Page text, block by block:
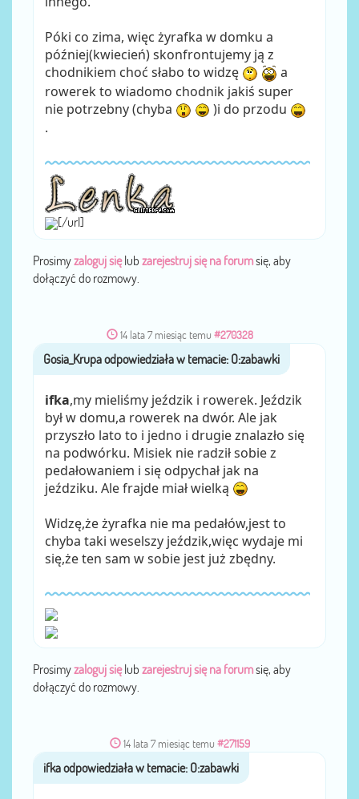
Póki co zima, więc żyrafka w domku a
później(kwiecień) skonfrontujemy ją z
chodnikiem choć słabo to widzę
a
rowerek to wiadomo chodnik jakiś super
nie potrzebny (chyba
)i do przodu
.
[/url]
Prosimyzaloguj sięlub zarejestruj się na forumsię, aby
dołączyć do rozmowy.
14 lata 7 miesiąc temu #270328
przezGosia_Krupa
ifka,my mieliśmy jeździk i rowerek. Jeździk
był w domu,a rowerek na dwór. Ale jak
przyszło lato to i jedno i drugie znalazło się
na podwórku. Misiek nie radził sobie z
pedałowaniem i się odpychał jak na
jeździku. Ale frajde miał wielką
Widzę,że żyrafka nie ma pedałów,jest to
chyba taki weselszy jeździk,więc wydaje mi
się,że ten sam w sobie jest już zbędny.
Prosimyzaloguj sięlub zarejestruj się na forumsię, aby
dołączyć do rozmowy.
14 lata 7 miesiąc temu #271159
przezifka